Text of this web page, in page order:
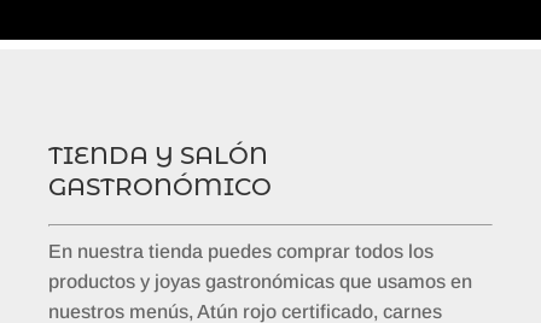
TIENDA Y SALÓN
GASTRONÓMICO
En nuestra tienda puedes comprar todos los
productos y joyas gastronómicas que usamos en
nuestros menús, Atún rojo certificado, carnes